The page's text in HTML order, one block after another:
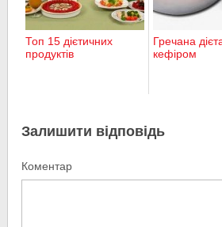
Топ 15 дієтичних
продуктів
Гречана
кефіром
Залишити відповідь
Коментар